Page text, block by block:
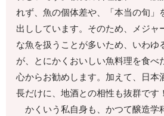
れず、魚の個体差や、「本当の旬」
出ししています。そのため、メジャ
な魚を扱うことが多いため、いわゆ
が、とにかくおいしい魚料理を食べ
心からお勧めします。加えて、日本
長だけに、地酒との相性も抜群です！
かくいう私自身も、かつて醸造学